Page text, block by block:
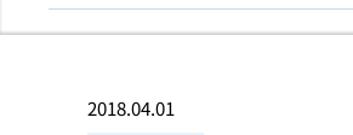
2018.04.01